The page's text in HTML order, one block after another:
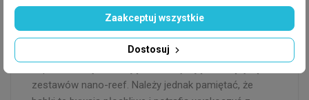
którymi ryba może stworzyć swój dom. Jest to
gatunek, który nie wymaga dużego litrażu – akwarium
o pojemności 60-80 litrów będzie dla niej w
zestawów nano-reef. Należy jednak pamiętać, że
Dostosuj
Zaakceptuj wszystkie